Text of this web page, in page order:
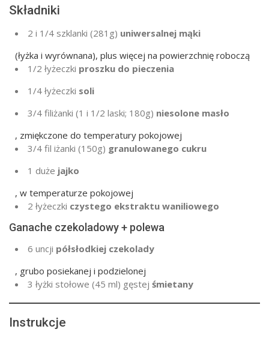
Składniki
2 i 1/4 szklanki (281g) uniwersalnej mąki
(łyżka i wyrównana), plus więcej na powierzchnię roboczą
1/2 łyżeczki proszku do pieczenia
1/4 łyżeczki soli
3/4 filiżanki (1 i 1/2 laski; 180g) niesolone masło
, zmiękczone do temperatury pokojowej
3/4 fil iżanki (150g) granulowanego cukru
1 duże jajko
, w temperaturze pokojowej
2 łyżeczki czystego ekstraktu waniliowego
Ganache czekoladowy + polewa
6 uncji półsłodkiej czekolady
, grubo posiekanej i podzielonej
3 łyżki stołowe (45 ml) gęstej śmietany
Instrukcje